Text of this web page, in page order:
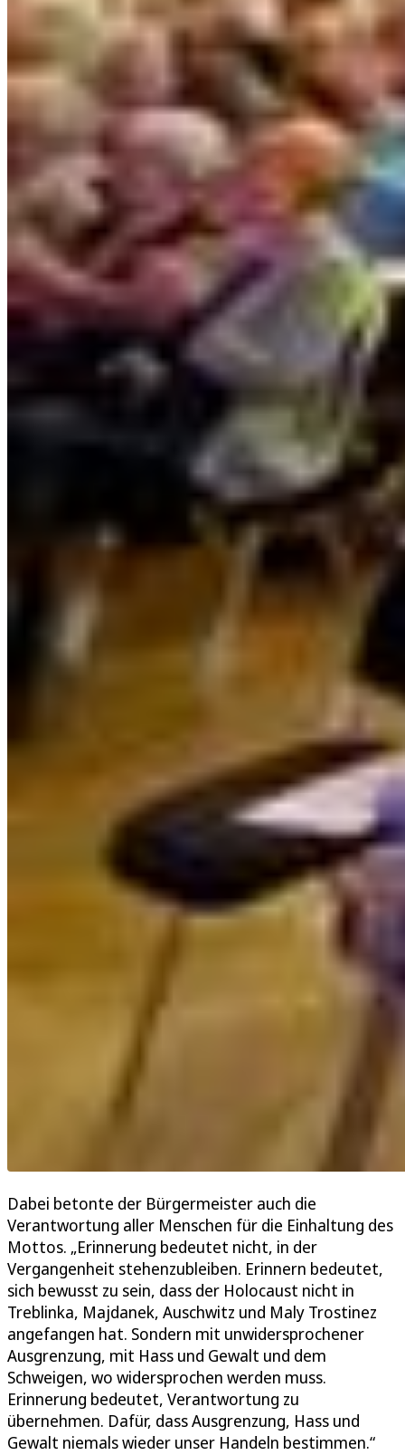
Dabei betonte der Bürgermeister auch die
Verantwortung aller Menschen für die Einhaltung des
Mottos. „Erinnerung bedeutet nicht, in der
Vergangenheit stehenzubleiben. Erinnern bedeutet,
sich bewusst zu sein, dass der Holocaust nicht in
Treblinka, Majdanek, Auschwitz und Maly Trostinez
angefangen hat. Sondern mit unwidersprochener
Ausgrenzung, mit Hass und Gewalt und dem
Schweigen, wo widersprochen werden muss.
Erinnerung bedeutet, Verantwortung zu
übernehmen. Dafür, dass Ausgrenzung, Hass und
Gewalt niemals wieder unser Handeln bestimmen.“